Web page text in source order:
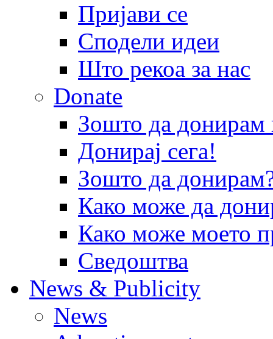
Пријави се
Сподели идеи
Што рекоа за нас
Donate
Зошто да
Донирај сега!
Зошто да
Како може да
Како може моето
Сведоштва
News & Publicity
News